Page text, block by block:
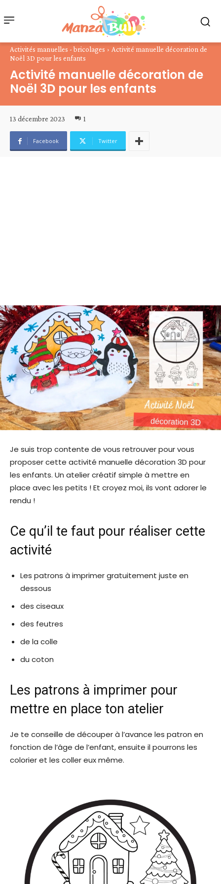
Activités manuelles - bricolages
Activité manuelle décoration de
Noël 3D pour les enfants
Activité manuelle décoration de
Noël 3D pour les enfants
13 décembre 2023 1
Facebook Twitter
Je suis trop contente de vous retrouver pour vous
proposer cette activité manuelle décoration 3D pour
les enfants. Un atelier créatif simple à mettre en
place avec les petits ! Et croyez moi, ils vont adorer le
rendu !
Ce qu’il te faut pour réaliser cette
activité
Les patrons à imprimer gratuitement juste en
dessous
des ciseaux
des feutres
de la colle
du coton
Les patrons à imprimer pour
mettre en place ton atelier
Je te conseille de découper à l’avance les patron en
fonction de l’âge de l’enfant, ensuite il pourrons les
colorier et les coller eux même.